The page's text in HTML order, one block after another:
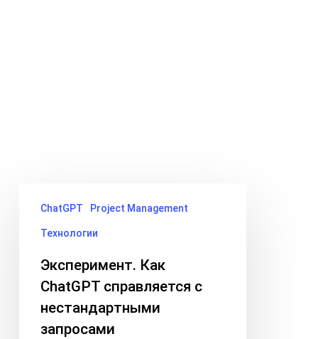
ChatGPT
нестандартными
запросами
ChatGPT Project Management
Технологии
Эксперимент. Как
ChatGPT справляется с
нестандартными
запросами